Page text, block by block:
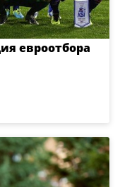
евроотбора